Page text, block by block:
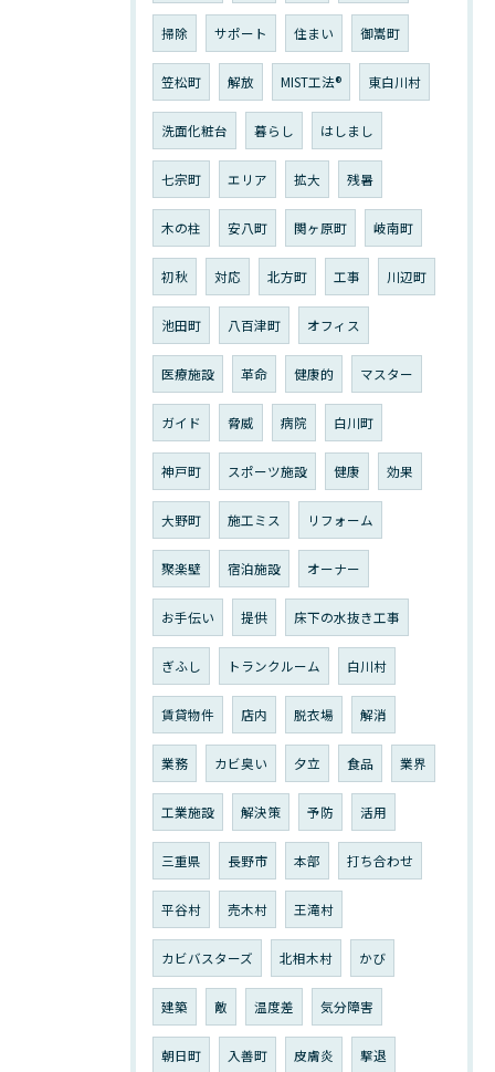
掃除 サポート 住まい 御嵩町
笠松町 解放 MIST工法®︎ 東白川村
洗面化粧台 暮らし はしまし
七宗町 エリア 拡大 残暑
木の柱 安八町 関ヶ原町 岐南町
初秋 対応 北方町 工事 川辺町
池田町 八百津町 オフィス
医療施設 革命 健康的 マスター
ガイド 脅威 病院 白川町
神戸町 スポーツ施設 健康 効果
大野町 施工ミス リフォーム
聚楽壁 宿泊施設 オーナー
お手伝い 提供 床下の水抜き工事
ぎふし トランクルーム 白川村
賃貸物件 店内 脱衣場 解消
業務 カビ臭い 夕立 食品 業界
工業施設 解決策 予防 活用
三重県 長野市 本部 打ち合わせ
平谷村 売木村 王滝村
カビバスターズ 北相木村 かび
建築 敵 温度差 気分障害
朝日町 入善町 皮膚炎 撃退